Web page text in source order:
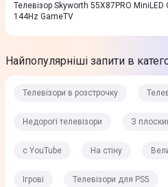
Телевізор Skyworth 55X87PRO MiniLED
144Hz GameTV
Найпопулярніші запити в
Телевізори в розстрочку
Недорогі телевізори З
c YouTube На стіну
Ігрові Телевізори для PS5